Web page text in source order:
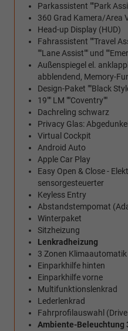
Parkassistent ""Park
360 Grad Kamera/Area
Head-up Display (HUD)
Fahrassistent ""Travel
""Lane Assist"" und
Außenspiegel el.
abblendend, Memory-
Design-Paket ""Black
19"" LM ""Coventry""
Dachreling schwarz
Privacy Glas:
Virtual Cockpit
Android Auto
Apple Car Play
Easy Open & Close -
sensorgesteuerter
Keyless Entry
Abstandstempomat
Winterpaket
Sitzheizung
Lenkradheizung
3 Zonen Klimaautomatik
Einparkhilfe hinten
Einparkhilfe vorne
Multifunktionslenkrad
Lederlenkrad
Fahrprofilauswahl
Ambiente-Beleuchtung